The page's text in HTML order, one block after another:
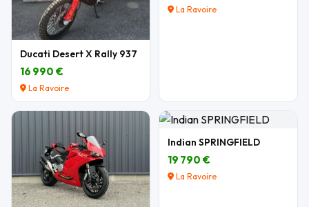
Ducati Desert X Rally 937
16 990 €
La Ravoire
La Ravoire
Indian SPRINGFIELD
19 790 €
La Ravoire